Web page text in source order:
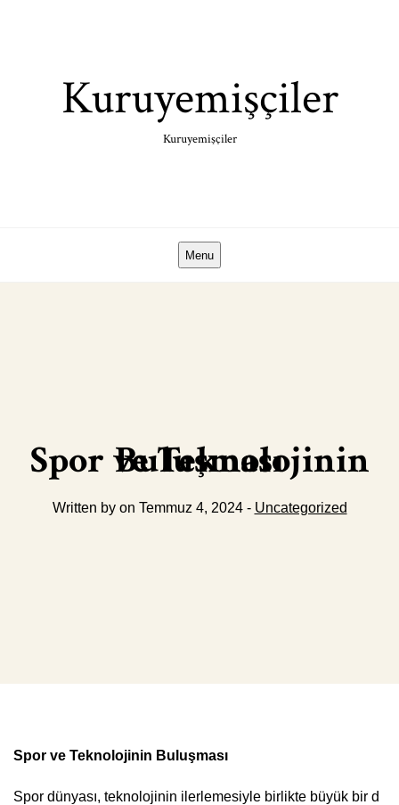
Kuruyemişçiler
Kuruyemişçiler
Menu
Spor ve Teknolojinin Buluşması
Written by on Temmuz 4, 2024 - Uncategorized
Spor ve Teknolojinin Buluşması
Spor dünyası, teknolojinin ilerlemesiyle birlikte büyük bir d